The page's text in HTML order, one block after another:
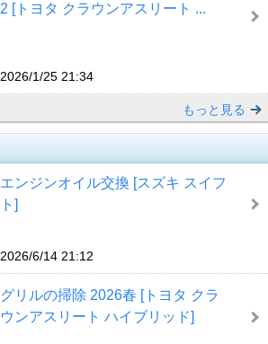
2 [トヨタ クラウンアスリート ...
2026/1/25 21:34
もっと見る
エンジンオイル交換 [スズキ スイフ
ト]
2026/6/14 21:12
グリルの掃除 2026春 [トヨタ クラ
ウンアスリート ハイブリッド]